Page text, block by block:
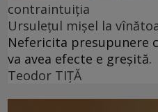
contraintuiția
Ursulețul mișel la
Nefericita presupunere
va avea efecte e greșită.
Teodor TIŢĂ